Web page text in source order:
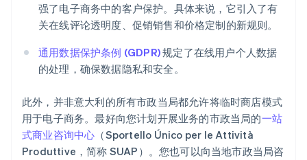
强了电子商务中的客户保护。具体来说，它引入了有
关在线评论透明度、促销销售和价格定制的新规则。
通用数据保护条例 (GDPR)规定了在线用户个人数据
的处理，确保数据隐私和安全。
此外，并非意大利的所有市政当局都允许将临时商店模式
用于电子商务。最好向您计划开展业务的市政当局的一站
式商业咨询中心 （Sportello Único per le Attività
Produttive，简称 SUAP）。您也可以向当地市政当局咨